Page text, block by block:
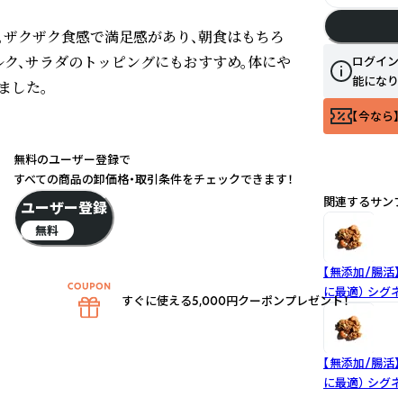
クザク食感で満足感があり、朝食はもちろ
、サラダのトッピングにもおすすめ。体にや
た。
ログイ
能にな
【今な
関連するサン
【無添加/腸
に最適） シグ
【無添加/腸
に最適） シグ
無料のユーザー登録で
すべての商品の卸価格・取引条件をチェックできます！
ユーザー登録
無料
すぐに使える5,000円クーポンプレゼント！